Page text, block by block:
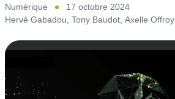
Numérique
17 octobre 2024
Hervé Gabadou, Tony Baudot, Axelle Offroy